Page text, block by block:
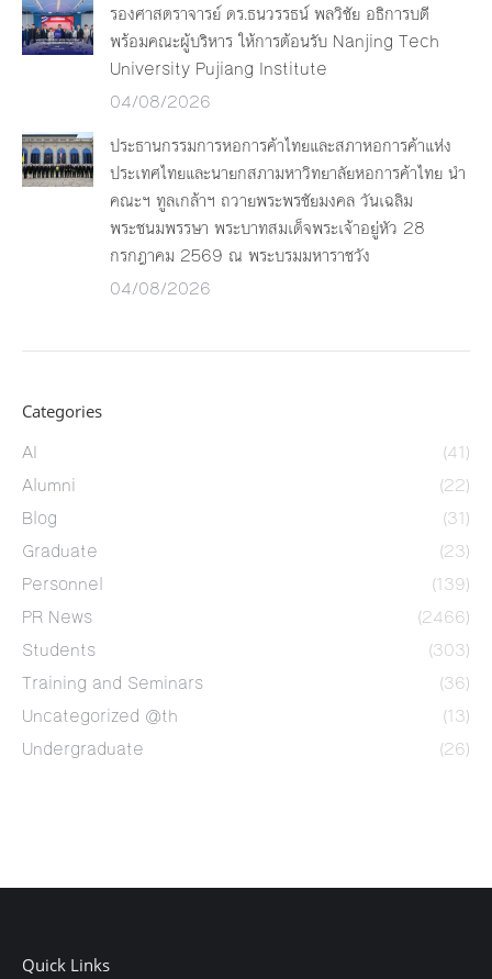
รองศาสตราจารย์ ดร.ธนวรรธน์ พลวิชัย อธิการบดี
พร้อมคณะผู้บริหาร ให้การต้อนรับ Nanjing Tech
University Pujiang Institute
04/08/2026
ประธานกรรมการหอการค้าไทยและสภาหอการค้าแห่ง
ประเทศไทยและนายกสภามหาวิทยาลัยหอการค้าไทย นำ
คณะฯ ทูลเกล้าฯ ถวายพระพรชัยมงคล วันเฉลิม
พระชนมพรรษา พระบาทสมเด็จพระเจ้าอยู่หัว 28
กรกฎาคม 2569 ณ พระบรมมหาราชวัง
04/08/2026
Categories
AI
(41)
Alumni
(22)
Blog
(31)
Graduate
(23)
Personnel
(139)
PR News
(2466)
Students
(303)
Training and Seminars
(36)
Uncategorized @th
(13)
Undergraduate
(26)
Quick Links